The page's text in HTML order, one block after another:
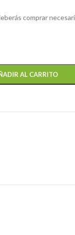
comprar
AL CARRITO